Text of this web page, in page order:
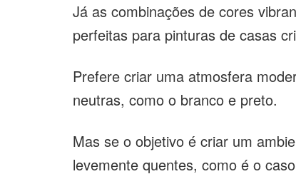
Já as combinações de cores
perfeitas para pinturas de casas
Prefere criar uma atmosfera
neutras, como o branco e preto.
Mas se o objetivo é criar um
levemente quentes, como é o